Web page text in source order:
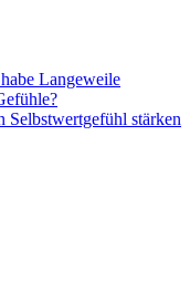
Langeweile
stärken